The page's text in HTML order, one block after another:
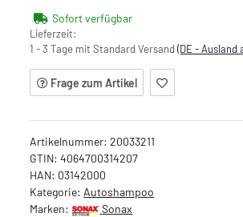
Sofort verfügbar
Lieferzeit:
1 - 3 Tage mit Standard Versand(DE - Ausland
Frage zum Artikel
Artikelnummer:20033211
GTIN: 4064700314207
HAN: 03142000
Kategorie: Autoshampoo
Marken:
Sonax